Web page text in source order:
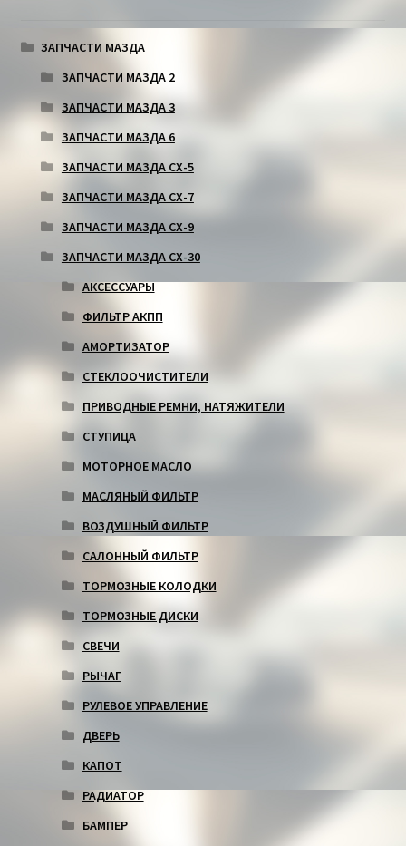
ЗАПЧАСТИ МАЗДА
ЗАПЧАСТИ МАЗДА 2
ЗАПЧАСТИ МАЗДА 3
ЗАПЧАСТИ МАЗДА 6
ЗАПЧАСТИ МАЗДА СХ-5
ЗАПЧАСТИ МАЗДА СХ-7
ЗАПЧАСТИ МАЗДА СХ-9
ЗАПЧАСТИ МАЗДА СХ-30
АКСЕССУАРЫ
ФИЛЬТР АКПП
АМОРТИЗАТОР
СТЕКЛООЧИСТИТЕЛИ
ПРИВОДНЫЕ РЕМНИ, НАТЯЖИТЕЛИ
СТУПИЦА
МОТОРНОЕ МАСЛО
МАСЛЯНЫЙ ФИЛЬТР
ВОЗДУШНЫЙ ФИЛЬТР
САЛОННЫЙ ФИЛЬТР
ТОРМОЗНЫЕ КОЛОДКИ
ТОРМОЗНЫЕ ДИСКИ
СВЕЧИ
РЫЧАГ
РУЛЕВОЕ УПРАВЛЕНИЕ
ДВЕРЬ
КАПОТ
РАДИАТОР
БАМПЕР